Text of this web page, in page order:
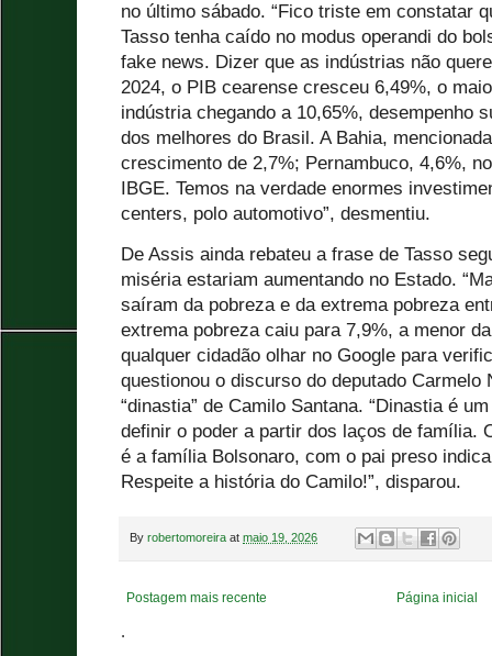
no último sábado. “Fico triste em constatar
Tasso tenha caído no modus operandi do
fake news. Dizer que as indústrias não
2024, o PIB cearense cresceu 6,49%, o
indústria chegando a 10,65%, desempenho
dos melhores do Brasil. A Bahia,
crescimento de 2,7%; Pernambuco, 4,6%,
IBGE. Temos na verdade enormes
centers, polo automotivo”, desmentiu.
De Assis ainda rebateu a frase de Tasso
miséria estariam aumentando no Estado.
saíram da pobreza e da extrema pobreza
extrema pobreza caiu para 7,9%, a menor
qualquer cidadão olhar no Google para
questionou o discurso do deputado Carmelo
“dinastia” de Camilo Santana. “Dinastia é
definir o poder a partir dos laços de família.
é a família Bolsonaro, com o pai preso
Respeite a história do Camilo!”, disparou.
By robertomoreira at maio 19, 2026
Postagem mais recente Página inicial
.